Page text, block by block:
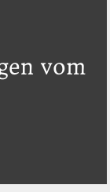
vom